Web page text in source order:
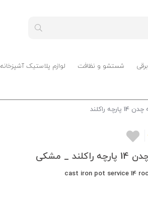
شستشو و نظافت لوازم پلاستیک آشپزخانه
راکلند
_ مشکی
cast iron pot service 14